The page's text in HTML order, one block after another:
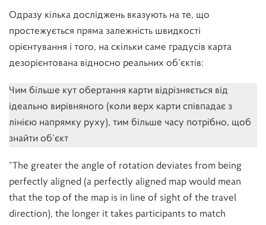
Одразу кілька досліджень вказують на те, що
простежується пряма залежність швидкості
орієнтування і того, на скільки саме градусів карта
дезорієнтована відносно реальних об’єктів:
Чим більше кут обертання карти відрізняється від
ідеально вирівняного (коли верх карти співпадає з
лінією напрямку руху), тим більше часу потрібно, щоб
знайти об’єкт
“The greater the angle of rotation deviates from being
perfectly aligned (a perfectly aligned map would mean
that the top of the map is in line of sight of the travel
direction), the longer it takes participants to match